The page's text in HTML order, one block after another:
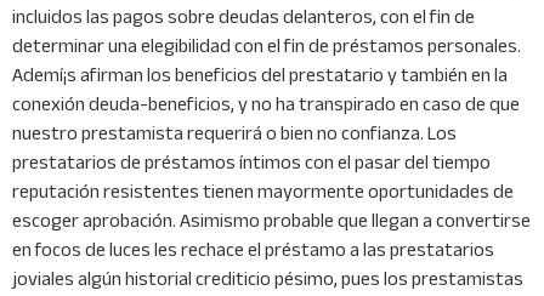
incluidos las pagos sobre deudas delanteros, con el fin de
determinar una elegibilidad con el fin de préstamos personales.
Ademí¡s afirman los beneficios del prestatario y también en la
conexión deuda-beneficios, y no ha transpirado en caso de que
nuestro prestamista requerirá o bien no confianza. Los
prestatarios de préstamos íntimos con el pasar del tiempo
reputación resistentes tienen mayormente oportunidades de
escoger aprobación. Asimismo probable que llegan a convertirse
en focos de luces les rechace el préstamo a las prestatarios
joviales algún historial crediticio pésimo, pues los prestamistas